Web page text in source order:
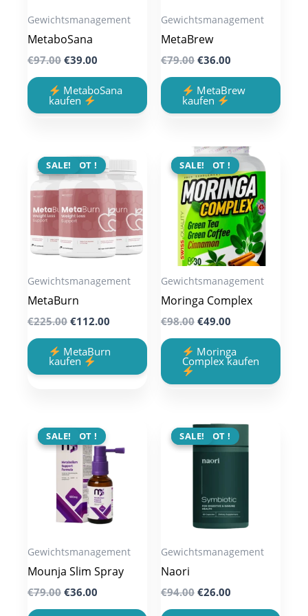
Gewichtsmanagement
MetaboSana
€97.00 Original
was:
€97.00.
€39.00
is:
€39.00.
MetaboSana
kaufen
Gewichtsmanagement
MetaBrew
€79.00 Original
was:
€79.00.
€36.00
is:
€36.00.
MetaBrew
kaufen
ANGEBOT !
SALE!
Gewichtsmanagement
MetaBurn
€225.00 Original
was:
€225.00.
€112.00
is:
€112.00.
MetaBurn
kaufen
ANGEBOT !
SALE!
Gewichtsmanagement
Moringa Complex
€98.00 Original
was:
€98.00.
€49.00
is:
€49.00.
Moringa
Complex kaufen
ANGEBOT !
SALE!
Gewichtsmanagement
Mounja Slim Spray
€79.00 Original
€36.00
ANGEBOT !
SALE!
Gewichtsmanagement
Naori
€94.00 Original
€26.00